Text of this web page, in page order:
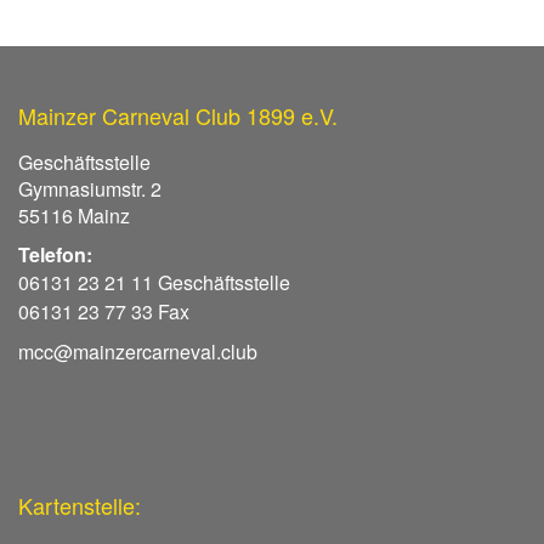
Mainzer Carneval Club 1899 e.V.
Geschäftsstelle
Gymnasiumstr. 2
55116 Mainz
Telefon:
06131 23 21 11 Geschäftsstelle
06131 23 77 33 Fax
mcc@mainzercarneval.club
Kartenstelle: